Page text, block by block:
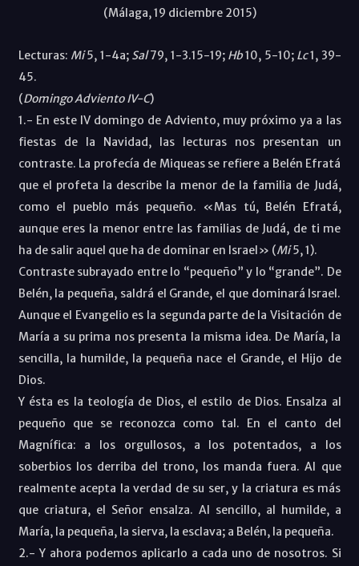
(Málaga, 19 diciembre 2015)
Lecturas: Mi5, 1-4a; Sal79, 1-3.15-19; Hb10, 5-10; Lc1, 39-
45.
(Domingo Adviento IV-C)
1.- En este IV domingo de Adviento, muy próximo ya a las
fiestas de la Navidad, las lecturas nos presentan un
contraste. La profecía de Miqueas se refiere a Belén Efratá
que el profeta la describe la menor de la familia de Judá,
como el pueblo más pequeño.
«Mas tú, Belén Efratá,
aunque eres la menor entre las familias de Judá, de ti me
ha de salir aquel que ha de dominar en Israel» (Mi5, 1).
Contraste subrayado entre lo “pequeño” y lo “grande”. De
Belén, la pequeña, saldrá el Grande, el que dominará Israel.
Aunque el Evangelio es la segunda parte de la Visitación de
María a su prima nos presenta la misma idea. De María, la
sencilla, la humilde, la pequeña nace el Grande, el Hijo de
Dios.
Y ésta es la teología de Dios, el estilo de Dios. Ensalza al
pequeño que se reconozca como tal. En el canto del
Magnífica: a los orgullosos, a los potentados, a los
soberbios los derriba del trono, los manda fuera. Al que
realmente acepta la verdad de su ser, y la criatura es más
que criatura, el Señor ensalza. Al sencillo, al humilde, a
María, la pequeña, la sierva, la esclava; a Belén, la pequeña.
2.- Y ahora podemos aplicarlo a cada uno de nosotros. Si